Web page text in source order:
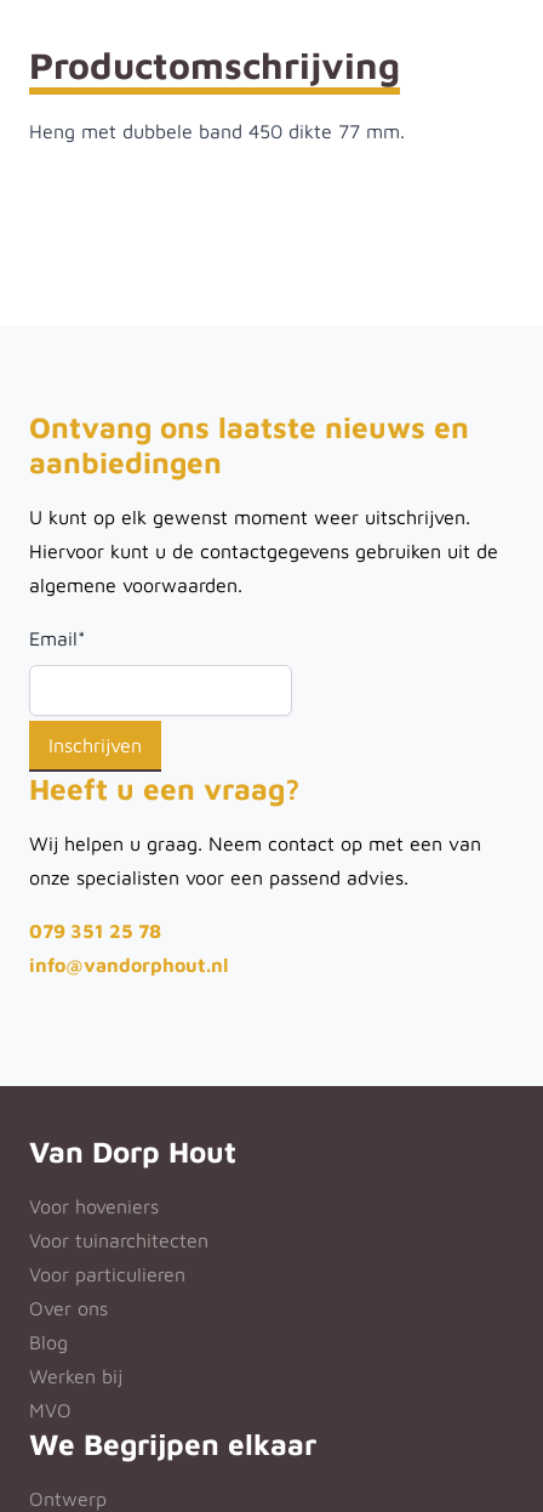
Productomschrijving
Heng met dubbele band 450 dikte 77 mm.
Ontvang ons laatste nieuws en
aanbiedingen
U kunt op elk gewenst moment weer uitschrijven.
Hiervoor kunt u de contactgegevens gebruiken uit de
algemene voorwaarden.
Email*
Heeft u een vraag?
Wij helpen u graag. Neem contact op met een van
onze specialisten voor een passend advies.
079 351 25 78
info@vandorphout.nl
Van Dorp Hout
Voor hoveniers
Voor tuinarchitecten
Voor particulieren
Over ons
Blog
Werken bij
MVO
We Begrijpen elkaar
Ontwerp